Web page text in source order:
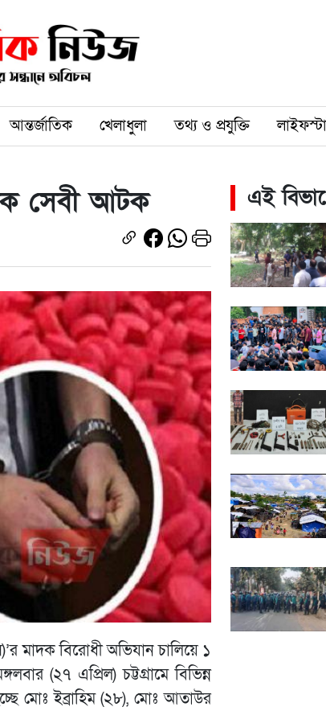
আন্তর্জাতিক খেলাধুলা তথ্য ও প্রযুক্তি
সেবী আটক
মাদক বিরোধী অভিযান চালিয়ে ১
(২৭ এপ্রিল) চট্টগ্রামে বিভিন্ন
মোঃ ইব্রাহিম (২৮), মোঃ আতাউর
এই